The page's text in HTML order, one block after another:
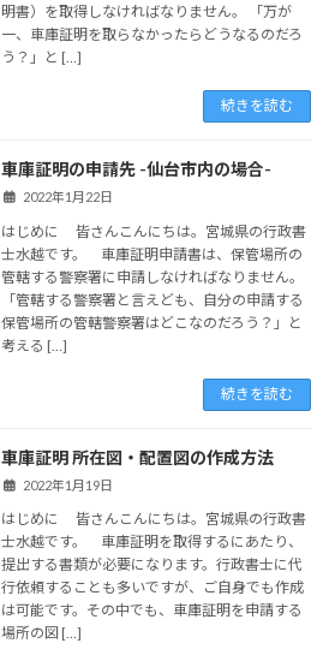
明書）を取得しなければなりません。 「万が
一、車庫証明を取らなかったらどうなるのだろ
う？」と […]
続きを読む
車庫証明の申請先 -仙台市内の場合-
2022年1月22日
はじめに 皆さんこんにちは。宮城県の行政書
士水越です。 車庫証明申請書は、保管場所の
管轄する警察署に申請しなければなりません。
「管轄する警察署と言えども、自分の申請する
保管場所の管轄警察署はどこなのだろう？」と
考える […]
続きを読む
車庫証明 所在図・配置図の作成方法
2022年1月19日
はじめに 皆さんこんにちは。宮城県の行政書
士水越です。 車庫証明を取得するにあたり、
提出する書類が必要になります。行政書士に代
行依頼することも多いですが、ご自身でも作成
は可能です。その中でも、車庫証明を申請する
場所の図 […]